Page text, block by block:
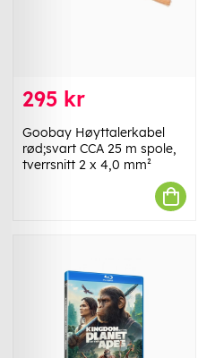
295 kr
Goobay Høyttalerkabel
rød;svart CCA 25 m spole,
tverrsnitt 2 x 4,0 mm²